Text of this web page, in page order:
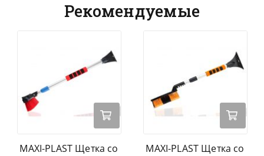
Рекомендуемые
MAXI-PLAST Щетка со
MAXI-PLAST Щетка со